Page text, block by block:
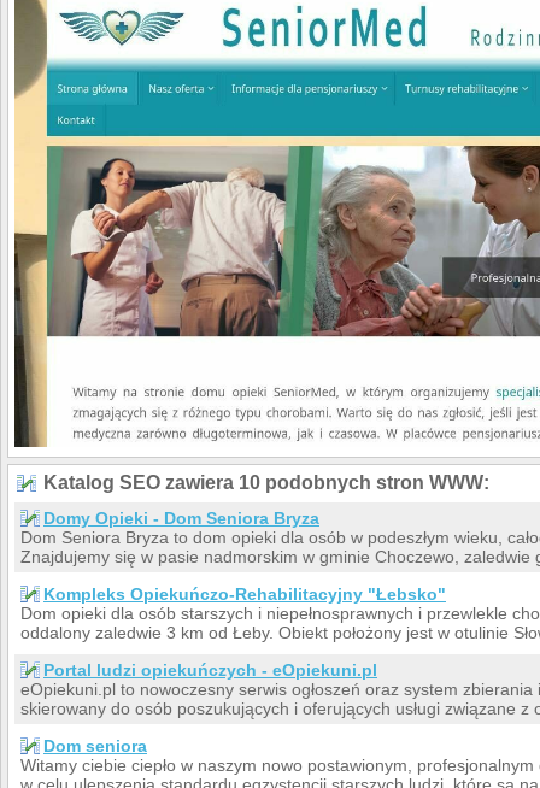
Katalog SEO zawiera 10 podobnych stron WWW:
Domy Opieki - Dom Seniora Bryza
Dom Seniora Bryza to dom opieki dla osób w podeszłym wieku,
Znajdujemy się w pasie nadmorskim w gminie Choczewo, zaledwie
Kompleks Opiekuńczo-Rehabilitacyjny "Łebsko"
Dom opieki dla osób starszych i niepełnosprawnych i przewlekle
oddalony zaledwie 3 km od Łeby. Obiekt położony jest w otulinie
Portal ludzi opiekuńczych - eOpiekuni.pl
eOpiekuni.pl to nowoczesny serwis ogłoszeń oraz system
skierowany do osób poszukujących i oferujących usługi związane
Dom seniora
Witamy ciebie ciepło w naszym nowo postawionym,